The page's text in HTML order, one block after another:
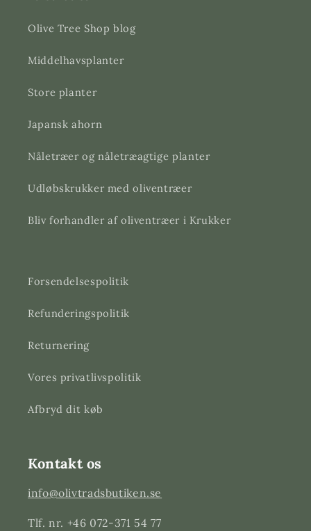
Olive Tree Shop blog
Middelhavsplanter
Store planter
Japansk ahorn
Nåletræer og nåletræagtige planter
Udløbskrukker med oliventræer
Bliv forhandler af oliventræer i Krukker
Forsendelsespolitik
Refunderingspolitik
Returnering
Vores privatlivspolitik
Afbryd dit køb
Kontakt os
info@olivtradsbutiken.se
Tlf. nr. +46 072-371 54 77